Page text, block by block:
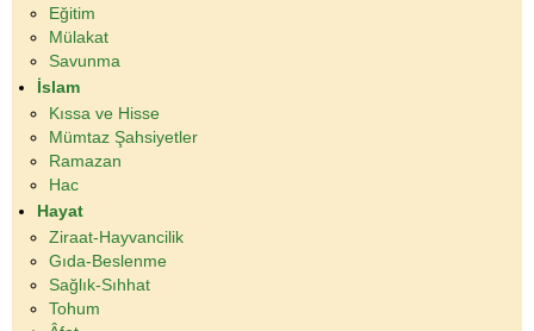
Eğitim
Mülakat
Savunma
İslam
Kıssa ve Hisse
Mümtaz Şahsiyetler
Ramazan
Hac
Hayat
Ziraat-Hayvancilik
Gıda-Beslenme
Sağlık-Sıhhat
Tohum